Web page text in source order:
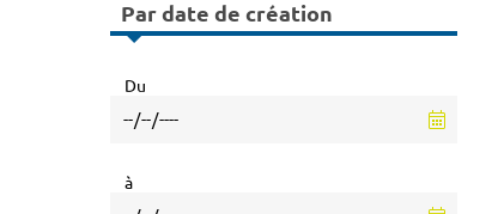
Par date de création
Du
à